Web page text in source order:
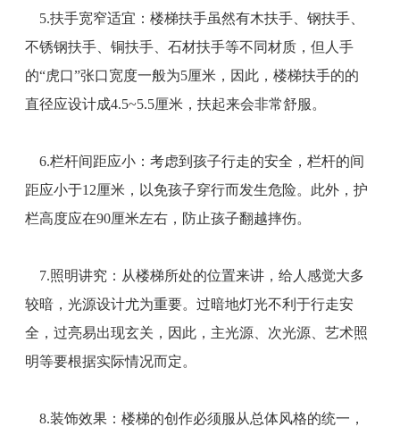
5.扶手宽窄适宜：楼梯扶手虽然有木扶手、钢扶手、
不锈钢扶手、铜扶手、石材扶手等不同材质，但人手
的“虎口”张口宽度一般为5厘米，因此，楼梯扶手的的
直径应设计成4.5~5.5厘米，扶起来会非常舒服。
6.栏杆间距应小：考虑到孩子行走的安全，栏杆的间
距应小于12厘米，以免孩子穿行而发生危险。此外，护
栏高度应在90厘米左右，防止孩子翻越摔伤。
7.照明讲究：从楼梯所处的位置来讲，给人感觉大多
较暗，光源设计尤为重要。过暗地灯光不利于行走安
全，过亮易出现玄关，因此，主光源、次光源、艺术照
明等要根据实际情况而定。
8.装饰效果：楼梯的创作必须服从总体风格的统一，